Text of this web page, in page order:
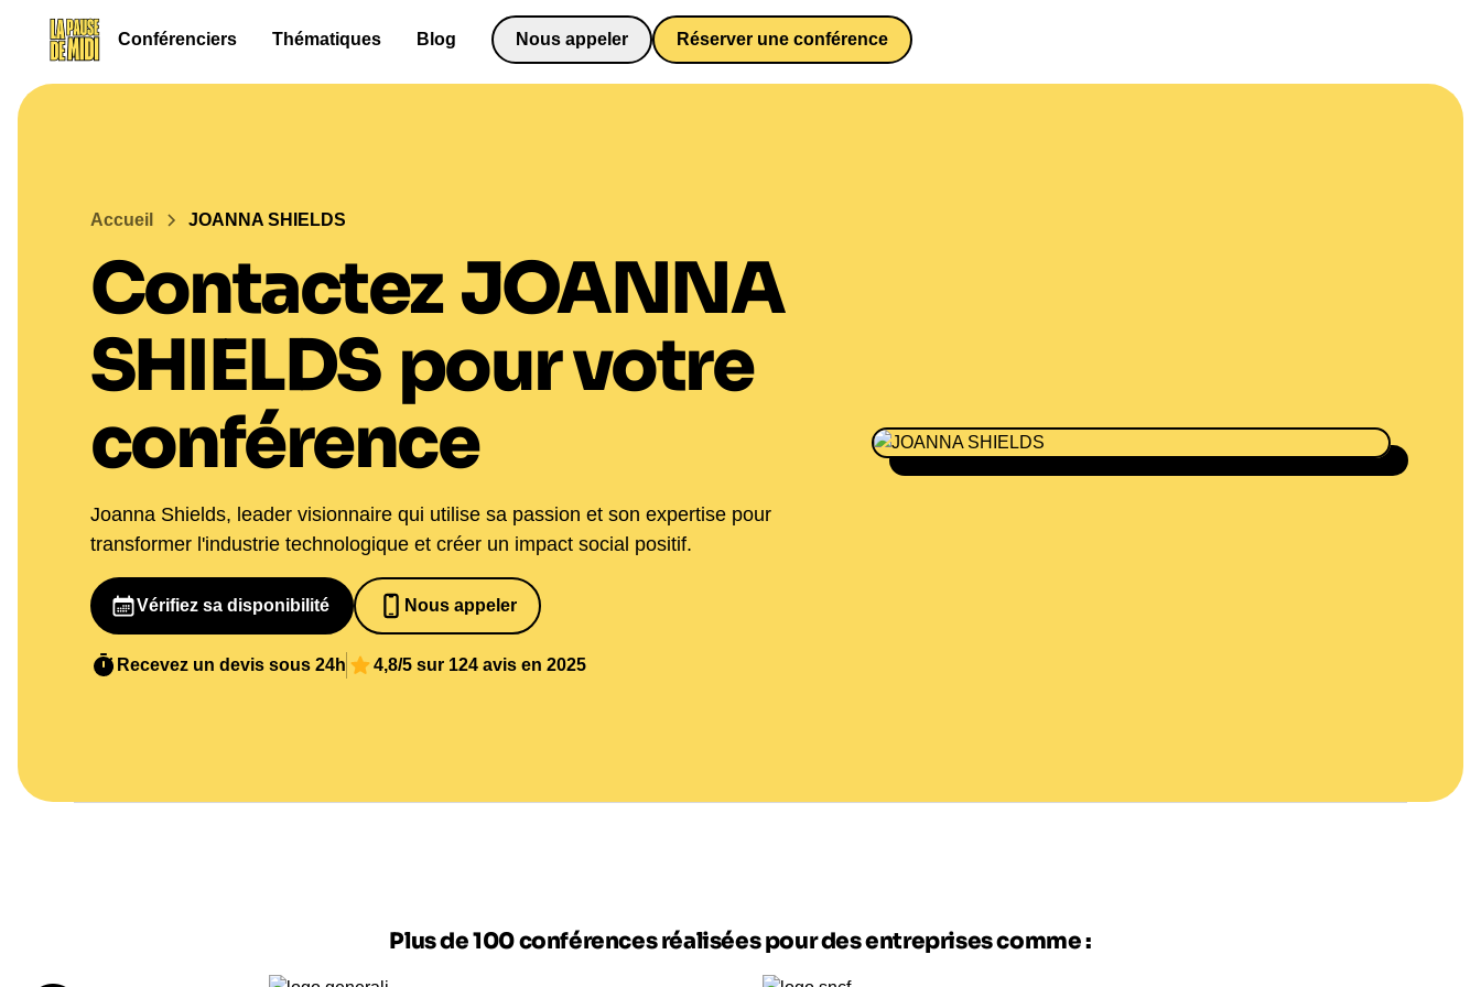
Conférenciers Thématiques Blog
Nous appeler
0652698481
Réserver une conférence
Accueil JOANNA SHIELDS
Contactez JOANNA
SHIELDS pour votre
conférence
Joanna Shields, leader visionnaire qui utilise sa passion et son expertise pour
transformer l'industrie technologique et créer un impact social positif.
Vérifiez sa disponibilité
Nous appeler
0652698481
Recevez un devis sous 24h
4,8/5 sur 124 avis en 2025
Plus de 100 conférences réalisées pour des entreprises comme :